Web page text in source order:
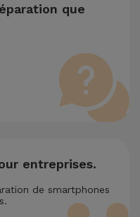
que
entreprises.
de smartphones